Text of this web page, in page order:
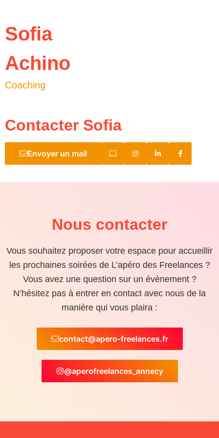
Sofia
Achino
Coaching
Contacter Sofia
Envoyer un mail
Nous contacter
Vous souhaitez proposer votre espace pour accueillir
les prochaines soirées de L’apéro des Freelances ?
Vous avez une question sur un évènement ?
N’hésitez pas à entrer en contact avec nous de la
manière qui vous plaira :
contact@apero-freelances.fr
@aperofreelances_annecy